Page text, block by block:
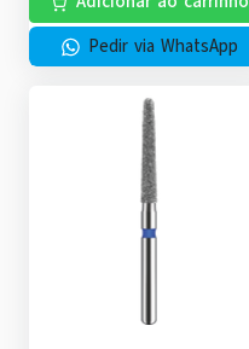
Pedir via WhatsApp